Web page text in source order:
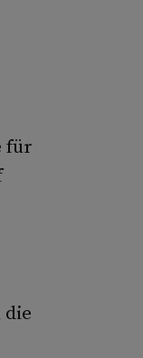
für
die